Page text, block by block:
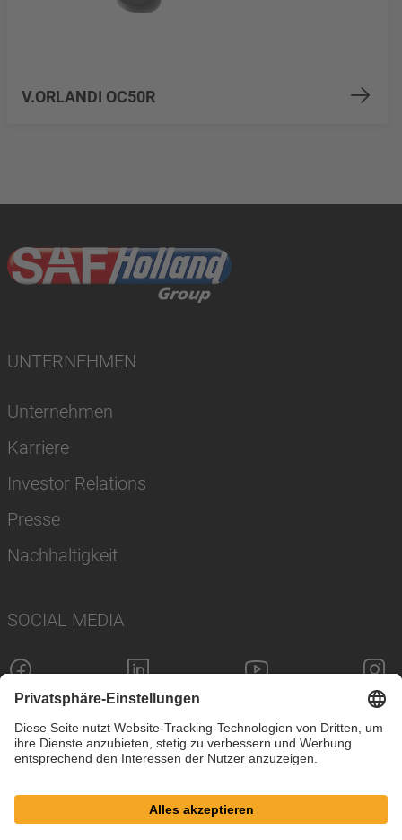
V.ORLANDI OC50R
UNTERNEHMEN
Unternehmen
Karriere
Investor Relations
Presse
Nachhaltigkeit
SOCIAL MEDIA
Datenschutz